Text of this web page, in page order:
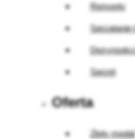
Remonty
Sprzęt
Oferta
Złoty medal